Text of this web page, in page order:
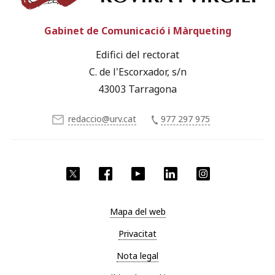
Facebook YouTube LinkedIn
Gabinet de Comunicació i Màrqueting
Edifici del rectorat
C. de l'Escorxador, s/n
43003 Tarragona
redaccio@urv.cat 977 297 975
Mapa del web
Privacitat
Nota legal